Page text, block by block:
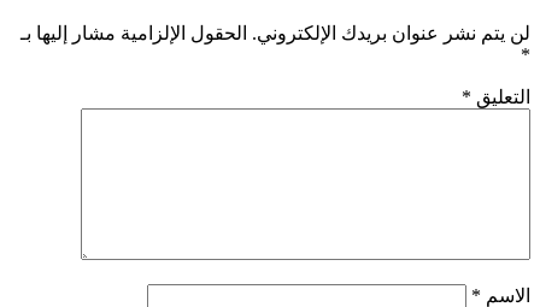
لن يتم نشر عنوان بريدك الإلكتروني. الحقول الإلزامية مشار إليها بـ
*
التعليق *
الاسم *